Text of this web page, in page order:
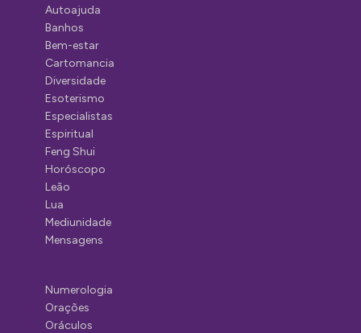
Autoajuda
Banhos
Bem-estar
Cartomancia
Diversidade
Esoterismo
Especialistas
Espiritual
Feng Shui
Horóscopo
Leão
Lua
Mediunidade
Mensagens
Numerologia
Orações
Oráculos